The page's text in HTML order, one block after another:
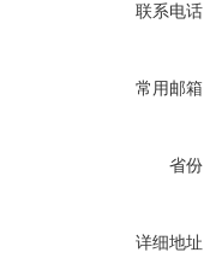
联系电
常用邮
省
详细地